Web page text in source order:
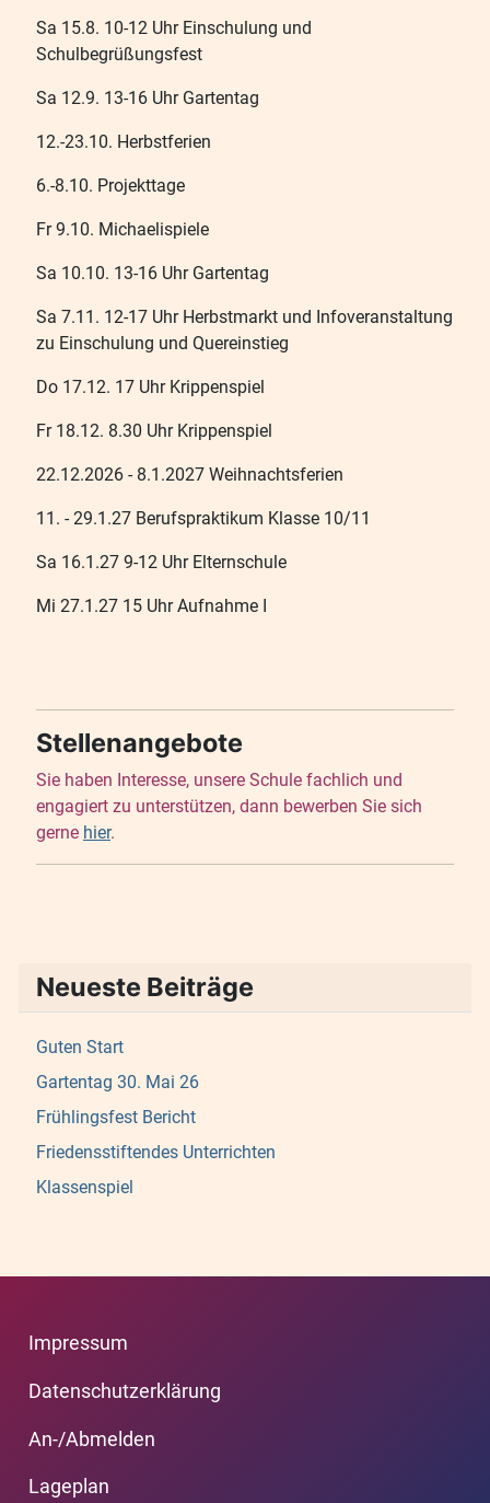
Sa 15.8. 10-12 Uhr Einschulung und
Schulbegrüßungsfest
Sa 12.9. 13-16 Uhr Gartentag
12.-23.10. Herbstferien
6.-8.10. Projekttage
Fr 9.10. Michaelispiele
Sa 10.10. 13-16 Uhr Gartentag
Sa 7.11. 12-17 Uhr Herbstmarkt und Infoveranstaltung
zu Einschulung und Quereinstieg
Do 17.12. 17 Uhr Krippenspiel
Fr 18.12. 8.30 Uhr Krippenspiel
22.12.2026 - 8.1.2027 Weihnachtsferien
11. - 29.1.27 Berufspraktikum Klasse 10/11
Sa 16.1.27 9-12 Uhr Elternschule
Mi 27.1.27 15 Uhr Aufnahme I
Stellenangebote
Sie haben Interesse, unsere Schule fachlich und
engagiert zu unterstützen, dann bewerben Sie sich
gerne hier.
Neueste Beiträge
Guten Start
Gartentag 30. Mai 26
Frühlingsfest Bericht
Friedensstiftendes Unterrichten
Klassenspiel
Impressum
Datenschutzerklärung
An-/Abmelden
Lageplan